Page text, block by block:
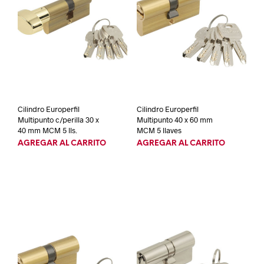
Cilindro Europerfil
Multipunto c/perilla 30 x
40 mm MCM 5 lls.
AGREGAR AL CARRITO
Cilindro Europerfil
Multipunto 40 x 60 mm
MCM 5 llaves
AGREGAR AL CARRITO